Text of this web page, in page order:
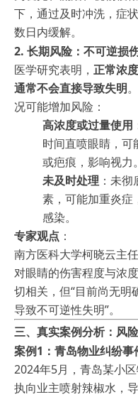
下，通过及时冲洗，症
数日内缓解。
2. 长期风险：不可逆损
医学研究表明， 正常浓
通常不会直接导致失明
况可能增加风险：
高浓度或过量使用
时间直喷眼睛，可
或疤痕，影响视力。
未及时处理 ：未
素，可能加重炎症
感染。
专家观点 ：
南方医科大学柯晓云主
对眼睛的伤害程度与浓
切相关，但“目前尚无明
导致不可逆性失明”。
三、真实案例分析：风
案例1：青岛物业纠纷事
2024年5月，青岛某小
执向业主喷射辣椒水，